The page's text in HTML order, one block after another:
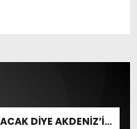
DİYE AKDENİZ’İ